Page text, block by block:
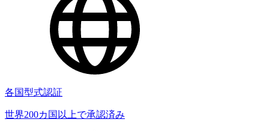
各国型式認証
世界200カ国以上で承認済み